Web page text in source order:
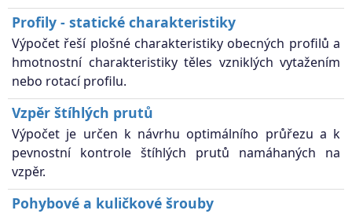
Profily - statické charakteristiky
Výpočet řeší plošné charakteristiky obecných profilů a
hmotnostní charakteristiky těles vzniklých vytažením
nebo rotací profilu.
Vzpěr štíhlých prutů
Výpočet je určen k návrhu optimálního průřezu a k
pevnostní kontrole štíhlých prutů namáhaných na
vzpěr.
Pohybové a kuličkové šrouby